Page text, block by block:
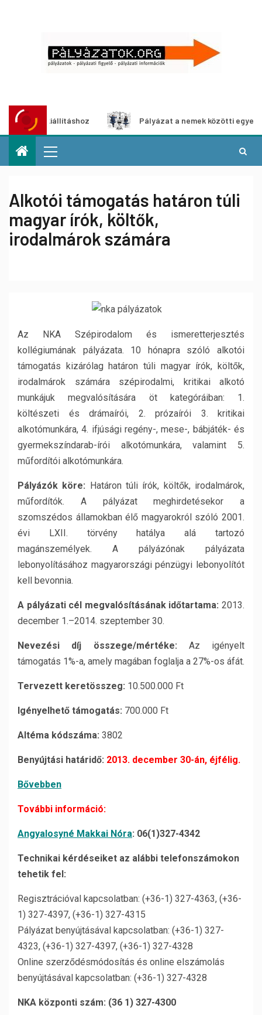
kiállításhoz Pályázat a nemek közötti egyenlőség
Alkotói támogatás határon túli
magyar írók, költők,
irodalmárok számára
Az NKA Szépirodalom és ismeretterjesztés
kollégiumának pályázata. 10 hónapra szóló alkotói
támogatás kizárólag határon túli magyar írók, költők,
irodalmárok számára szépirodalmi, kritikai alkotó
munkájuk megvalósítására öt kategóráiban: 1.
költészeti és drámaírói, 2. prózaírói 3. kritikai
alkotómunkára, 4. ifjúsági regény-, mese-, bábjáték- és
gyermekszíndarab-írói alkotómunkára, valamint 5.
műfordítói alkotómunkára.
Pályázók köre: Határon túli írók, költők, irodalmárok,
műfordítók. A pályázat meghirdetésekor a
szomszédos államokban élő magyarokról szóló 2001.
évi LXII. törvény hatálya alá tartozó
magánszemélyek. A pályázónak pályázata
lebonyolításához magyarországi pénzügyi lebonyolítót
kell bevonnia.
A pályázati cél megvalósításának időtartama: 2013.
december 1.–2014. szeptember 30.
Nevezési díj összege/mértéke: Az igényelt
támogatás 1%-a, amely magában foglalja a 27%-os áfát.
Tervezett keretösszeg: 10.500.000 Ft
Igényelhető támogatás: 700.000 Ft
Altéma kódszáma: 3802
Benyújtási határidő: 2013. december 30-án, éjfélig.
Bővebben
További információ:
Angyalosyné Makkai Nóra: 06(1)327-4342
Technikai kérdéseiket az alábbi telefonszámokon
tehetik fel:
Regisztrációval kapcsolatban: (+36-1) 327-4363, (+36-
1) 327-4397, (+36-1) 327-4315
Pályázat benyújtásával kapcsolatban: (+36-1) 327-
4323, (+36-1) 327-4397, (+36-1) 327-4328
Online szerződésmódosítás és online elszámolás
benyújtásával kapcsolatban: (+36-1) 327-4328
NKA központi szám: (36 1) 327-4300